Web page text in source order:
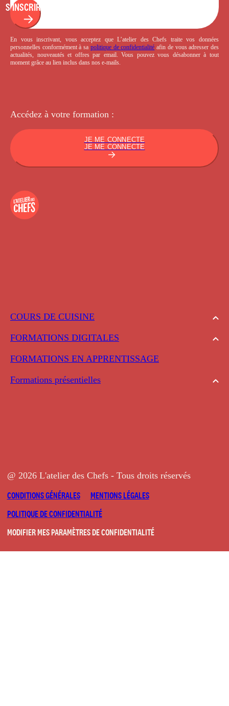
COURS DE CUISINE
FORMATIONS DIGITALES
FORMATIONS EN APPRENTISSAGE
Formations présentielles
S'INSCRIRE
En vous inscrivant, vous acceptez que L’atelier des Chefs traite vos données
personnelles conformément à sa politique de confidentialité afin de vous adresser des
actualités, nouveautés et offres par email. Vous pouvez vous désabonner à tout
moment grâce au lien inclus dans nos e-mails.
Accédez à votre formation :
JE ME CONNECTE
JE ME CONNECTE
@ 2026 L'atelier des Chefs - Tous droits réservés
CONDITIONS GÉNÉRALES
MENTIONS LÉGALES
POLITIQUE DE CONFIDENTIALITÉ
MODIFIER MES PARAMÈTRES DE CONFIDENTIALITÉ